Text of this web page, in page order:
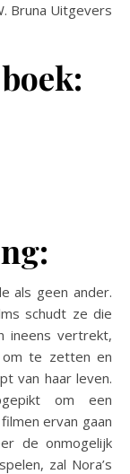
Bruna Uitgevers
als geen ander.
schudt ze die
ineens vertrekt,
om te zetten en
van haar leven.
om een
ervan gaan
de onmogelijk
zal Nora’s